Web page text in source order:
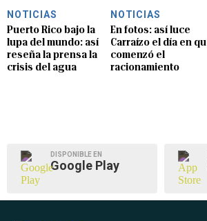
NOTICIAS
Puerto Rico bajo la
lupa del mundo: así
reseña la prensa la
crisis del agua
NOTICIAS
En fotos: así luce
Carraízo el día en
comenzó el
racionamiento
DISPONIBLE EN
Google Play